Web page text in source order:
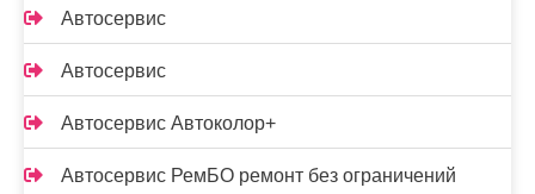
Автосервис
Автосервис
Автосервис Автоколор+
Автосервис РемБО ремонт без ограничений